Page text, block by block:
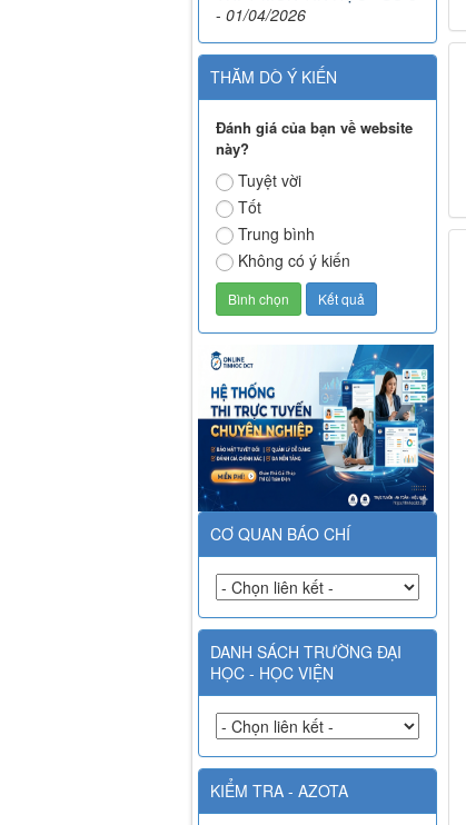
- 01/04/2026
THĂM DÒ Ý KIẾN
Đánh giá của bạn về website
này?
Tuyệt vời
Tốt
Trung bình
Không có ý kiến
CƠ QUAN BÁO CHÍ
DANH SÁCH TRƯỜNG ĐẠI
HỌC - HỌC VIỆN
KIỂM TRA - AZOTA